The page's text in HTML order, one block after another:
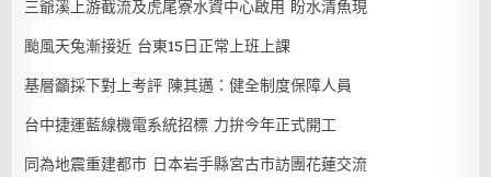
三爺溪上游截流及虎尾寮水資中心啟用 盼水清魚現
颱風天兔漸接近 台東15日正常上班上課
基層籲採下對上考評 陳其邁：健全制度保障人員
台中捷運藍線機電系統招標 力拚今年正式開工
同為地震重建都市 日本岩手縣宮古市訪團花蓮交流